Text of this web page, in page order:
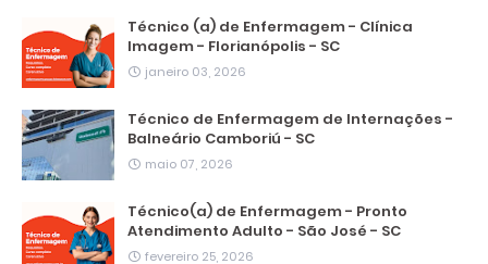
Técnico (a) de Enfermagem - Clínica
Imagem - Florianópolis - SC
janeiro 03, 2026
Técnico de Enfermagem de Internações -
Balneário Camboriú - SC
maio 07, 2026
Técnico(a) de Enfermagem - Pronto
Atendimento Adulto - São José - SC
fevereiro 25, 2026